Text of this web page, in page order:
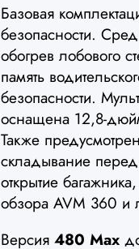
Базовая
безопасности.
обогрев лобового
память
безопасности.
оснащена 12,8-
Также
складывание
открытие
обзора AVM 360 и
Версия 480 Max